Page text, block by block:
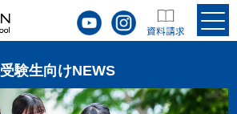
受験生向けNEWS